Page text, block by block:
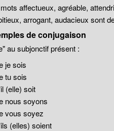
affectueux, agréable,
arrogant, audacieux sont
de conjugaison
au subjonctif présent :
je sois
tu sois
(elle) soit
nous soyons
vous soyez
(elles) soient